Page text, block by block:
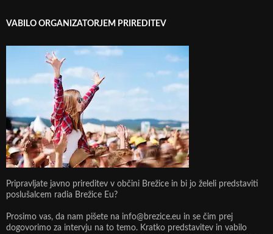
VABILO ORGANIZATORJEM PRIREDITEV
Pripravljate javno prireditev v občini Brežice in bi jo želeli predstaviti
poslušalcem radia Brežice Eu?
Prosimo vas, da nam pišete na info@brezice.eu in se čim prej
dogovorimo za intervju na to temo. Kratko predstavitev in vabilo